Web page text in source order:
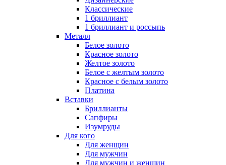
Классические
1 бриллиант
1 бриллиант и россыпь
Металл
Белое золото
Красное золото
Желтое золото
Белое с желтым золото
Красное с белым золото
Платина
Вставки
Бриллианты
Сапфиры
Изумруды
Для кого
Для женщин
Для мужчин
Для мужчин и женщин